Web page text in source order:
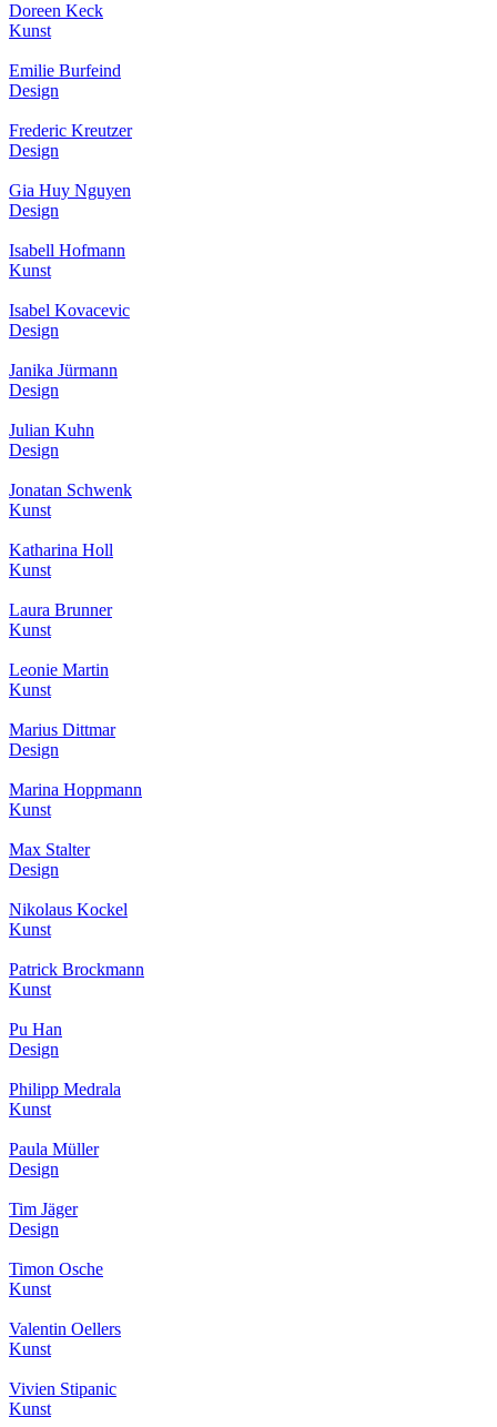
Doreen Keck
Kunst
Emilie Burfeind
Design
Frederic Kreutzer
Design
Gia Huy Nguyen
Design
Isabell Hofmann
Kunst
Isabel Kovacevic
Design
Janika Jürmann
Design
Julian Kuhn
Design
Jonatan Schwenk
Kunst
Katharina Holl
Kunst
Laura Brunner
Kunst
Leonie Martin
Kunst
Marius Dittmar
Design
Marina Hoppmann
Kunst
Max Stalter
Design
Nikolaus Kockel
Kunst
Patrick Brockmann
Kunst
Pu Han
Design
Philipp Medrala
Kunst
Paula Müller
Design
Tim Jäger
Design
Timon Osche
Kunst
Valentin Oellers
Kunst
Vivien Stipanic
Kunst